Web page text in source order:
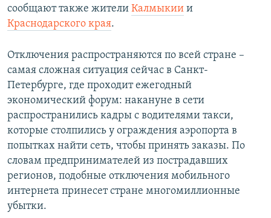
сообщают также жители Калмыкии и
Краснодарского края.
Отключения распространяются по всей стране –
самая сложная ситуация сейчас в Санкт-
Петербурге, где проходит ежегодный
экономический форум: накануне в сети
распространились кадры с водителями такси,
которые столпились у ограждения аэропорта в
попытках найти сеть, чтобы принять заказы. По
словам предпринимателей из пострадавших
регионов, подобные отключения мобильного
интернета принесет стране многомиллионные
убытки.